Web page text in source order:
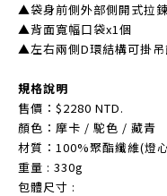
▲袋身前側外部側開式拉
▲背面寬幅口袋x1個
▲左右兩側D環結構可掛吊
規格說明
售價：$2280 NTD.
顏色：摩卡 / 駝色 / 藏青
材質：100%聚酯纖維(燈
重量 : 330g
包體尺寸 :